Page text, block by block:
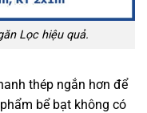
Lọc hiệu quả.
thép ngắn hơn để
bể bạt không có